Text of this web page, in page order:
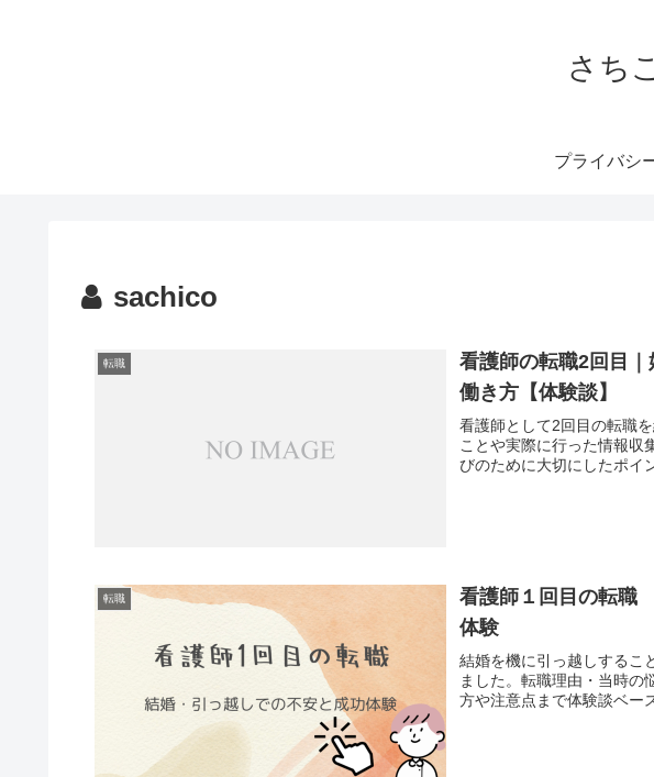
さち
プライバシ
sachico
転職
看護師の転職2回目
働き方【体験談】
看護師として2回目の転職
ことや実際に行った情報収
びのために大切にしたポイ
転職
看護師１回目の転職
体験
結婚を機に引っ越しするこ
ました。転職理由・当時の
方や注意点まで体験談ベー